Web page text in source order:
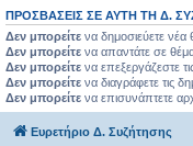
ΠΡΟΣΒΆΣΕΙΣ ΣΕ ΑΥΤΉ ΤΗ Δ.
Δεν μπορείτε να δημοσιεύετε
Δεν μπορείτε να απαντάτε σε
Δεν μπορείτε να επεξεργάζεστε
Δεν μπορείτε να διαγράφετε τις
Δεν μπορείτε να επισυνάπτετε
Ευρετήριο Δ. Συζήτησης